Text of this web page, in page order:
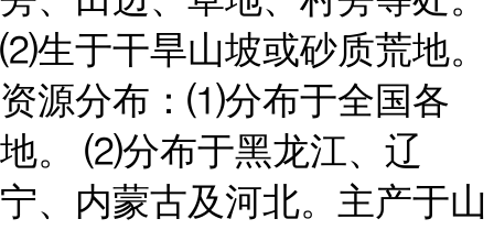
⑵生于干旱山坡或砂质荒地。
资源分布：⑴分布于全国各
地。 ⑵分布于黑龙江、辽
宁、内蒙古及河北。主产于山